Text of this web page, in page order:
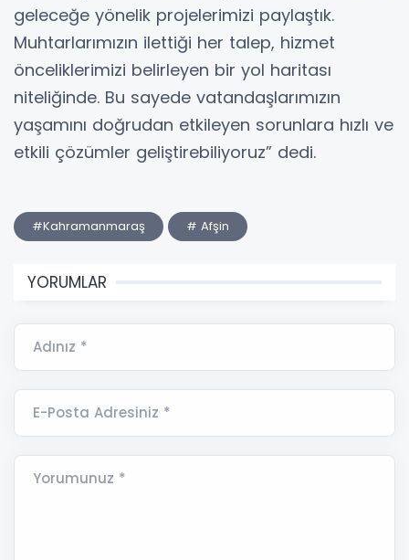
geleceğe yönelik projelerimizi paylaştık.
Muhtarlarımızın ilettiği her talep, hizmet
önceliklerimizi belirleyen bir yol haritası
niteliğinde. Bu sayede vatandaşlarımızın
yaşamını doğrudan etkileyen sorunlara hızlı ve
etkili çözümler geliştirebiliyoruz” dedi.
#Kahramanmaraş # Afşin
YORUMLAR
Adınız *
E-Posta Adresiniz *
Yorumunuz *